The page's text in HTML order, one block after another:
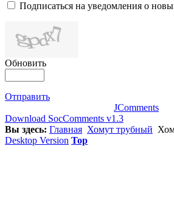
Подписаться на уведомления о
Обновить
Отправить
JComments
Download SocComments v1.3
Вы здесь: Главная Хомут трубный
Desktop Version Top